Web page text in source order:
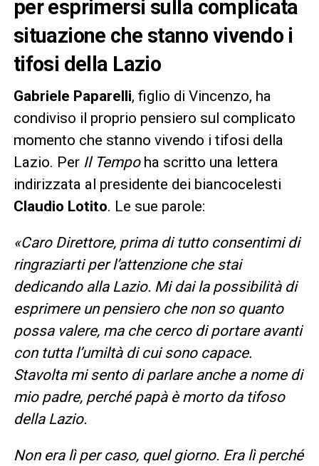
per esprimersi sulla complicata
situazione che stanno vivendo i
tifosi della Lazio
Gabriele Paparelli, figlio di Vincenzo, ha
condiviso il proprio pensiero sul complicato
momento che stanno vivendo i tifosi della
Lazio. Per Il Tempoha scritto una lettera
indirizzata al presidente dei biancocelesti
Claudio Lotito. Le sue parole:
«Caro Direttore, prima di tutto consentimi di
ringraziarti per l’attenzione che stai
dedicando alla Lazio. Mi dai la possibilità di
esprimere un pensiero che non so quanto
possa valere, ma che cerco di portare avanti
con tutta l’umiltà di cui sono capace.
Stavolta mi sento di parlare anche a nome di
mio padre, perché papà è morto da tifoso
della Lazio.
Non era lì per caso, quel giorno. Era lì perché